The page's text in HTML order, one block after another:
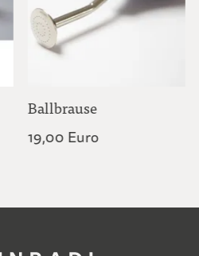
Ballbrause
19,00 Euro